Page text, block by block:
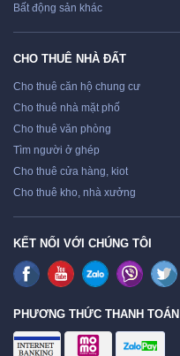
Bất động sản khác
CHO THUÊ NHÀ ĐẤT
Cho thuê căn hộ chung cư
Cho thuê nhà mặt phố
Cho thuê văn phòng
Tìm người ở ghép
Cho thuê cửa hàng, kiot
Cho thuê kho, nhà xưởng
KẾT NỐI VỚI CHÚNG TÔI
PHƯƠNG THỨC THANH TOÁN